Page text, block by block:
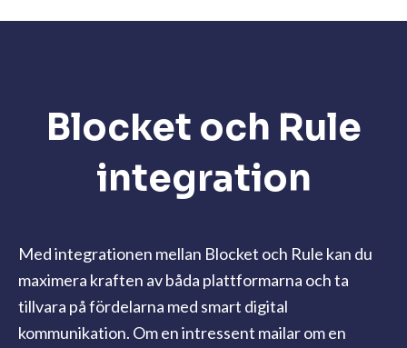
Blocket och Rule
integration
Med integrationen mellan Blocket och Rule kan du
maximera kraften av båda plattformarna och ta
tillvara på fördelarna med smart digital
kommunikation. Om en intressent mailar om en